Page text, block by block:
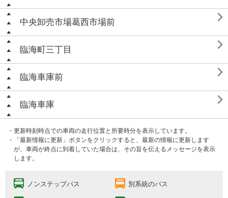
中央卸売市場葛西市場前 
臨海町三丁目 
臨海車庫前 
臨海車庫 
・更新時刻時点での車両の走行位置と所要時分を表示しています。
・「最新情報に更新」ボタンをクリックすると、最新の情報に更新します
が、車両が終点に到着していた場合は、その旨を伝えるメッセージを表示
します。
ノンステップバス 別系統のバス